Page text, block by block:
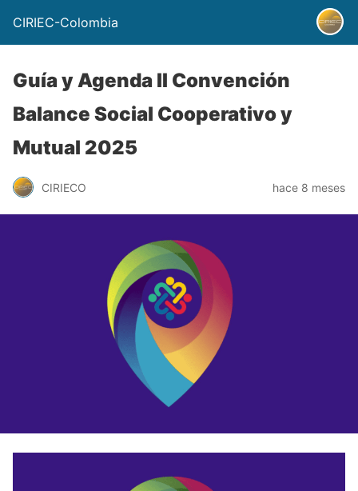
CIRIEC-Colombia
Guía y Agenda II Convención
Balance Social Cooperativo y
Mutual 2025
CIRIECO hace 8 meses